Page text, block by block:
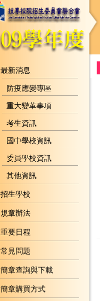
最新消息
防疫應變專區
重大變革事項
考生資訊
國中學校資訊
委員學校資訊
其他資訊
招生學校
規章辦法
重要日程
常見問題
簡章查詢與下載
簡章購買方式